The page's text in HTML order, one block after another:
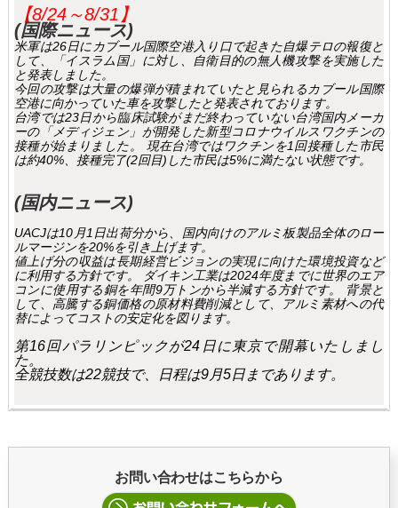
【8/24～8/31 】
(国際ニュース​​​​​)
米軍は26日にカブール国際空港入り口で起きた自爆テロの報復と
して、「イスラム国」に対し、自衛目的の無人機攻撃を実施した
と発表しました。
今回の攻撃は大量の爆弾が積まれていたと見られるカブール国際
空港に向かっていた車を攻撃したと発表されております。
台湾では23日から臨床試験がまだ終わっていない台湾国内メーカ
ーの「メディジェン」が開発した新型コロナウイルスワクチンの
接種が始まりました。
現在台湾ではワクチンを1回接種した市民
は約40%、接種完了(2回目)した市民は5%に満たない状態です。
(国内ニュース)
UACJは10月1日出荷分から、国内向けのアルミ板製品全体のロー
ルマージンを20%を引き上げます。
値上げ分の収益は長期経営ビジョンの実現に向けた環境投資など
に利用する方針です。
ダイキン工業は2024年度までに世界のエア
コンに使用する銅を年間9万トンから半減する方針です。
背景と
して、高騰する銅価格の原材料費削減として、アルミ素材への代
替によってコストの安定化を図ります。
第16回パラリンピックが24日に東京で開幕いたしまし
た。
全競技数は22競技で、日程は9月5日まであります。
お問い合わせはこちらから